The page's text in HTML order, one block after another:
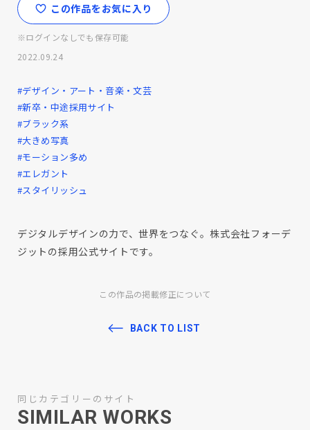
この作品をお気に入り
※ログインなしでも保存可能
2022.09.24
#デザイン・アート・音楽・文芸
#新卒・中途採用サイト
#ブラック系
#大きめ写真
#モーション多め
#エレガント
#スタイリッシュ
デジタルデザインの力で、世界をつなぐ。株式会社フォーデ
ジットの採用公式サイトです。
この作品の掲載修正について
BACK TO LIST
同じカテゴリーのサイト
SIMILAR WORKS